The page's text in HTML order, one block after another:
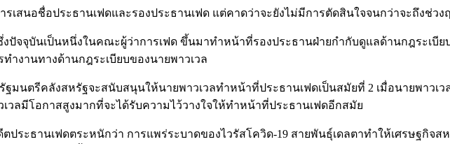
รเสนอชื่อประธานเฟดและรองประธานเฟด แต่คาดว่าจะยังไม่มีการตัดสินใจจนกว่าจะถึงช่วง
งปัจจุบันเป็นหนึ่งในคณะผู้ว่าการเฟด ขึ้นมาทำหน้าที่รองประธานฝ่ายกำกับดูแลด้านกฎระเ
ำงานทางด้านกฎระเบียบของนายพาวเวล
ฐมนตรีคลังสหรัฐจะสนับสนุนให้นายพาวเวลทำหน้าที่ประธานเฟดเป็นสมัยที่ 2 เมื่อนายพาวเ
วลมีโอกาสสูงมากที่จะได้รับความไว้วางใจให้ทำหน้าที่ประธานเฟดอีกสมัย
ตประธานเฟดตระหนักว่า การแพร่ระบาดของไวรัสโควิด-19 สายพันธุ์เดลตาทำให้เศรษฐกิ